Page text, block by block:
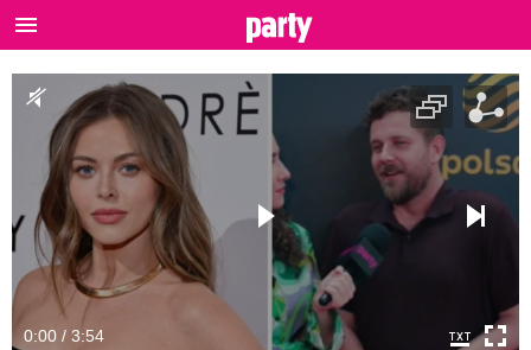
0:00 / 3:54